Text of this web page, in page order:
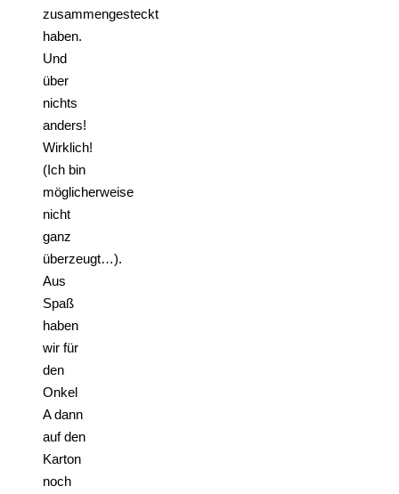
zusammengesteckt
haben.
Und
über
nichts
anders!
Wirklich!
(Ich bin
möglicherweise
nicht
ganz
überzeugt…).
Aus
Spaß
haben
wir für
den
Onkel
A dann
auf den
Karton
noch